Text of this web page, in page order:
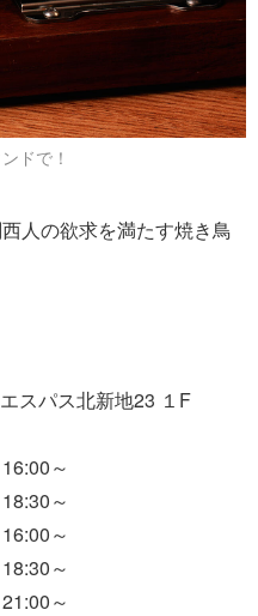
ドで！
人の欲求を満たす焼き鳥
スパス北新地23 １F
～
～
～
～
～